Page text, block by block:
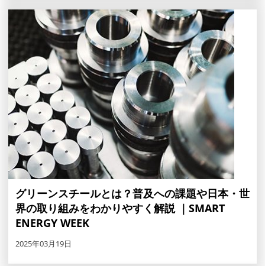
グリーンスチールとは？普及への課題や日本・世
界の取り組みをわかりやすく解説 ｜SMART
ENERGY WEEK
2025年03月19日